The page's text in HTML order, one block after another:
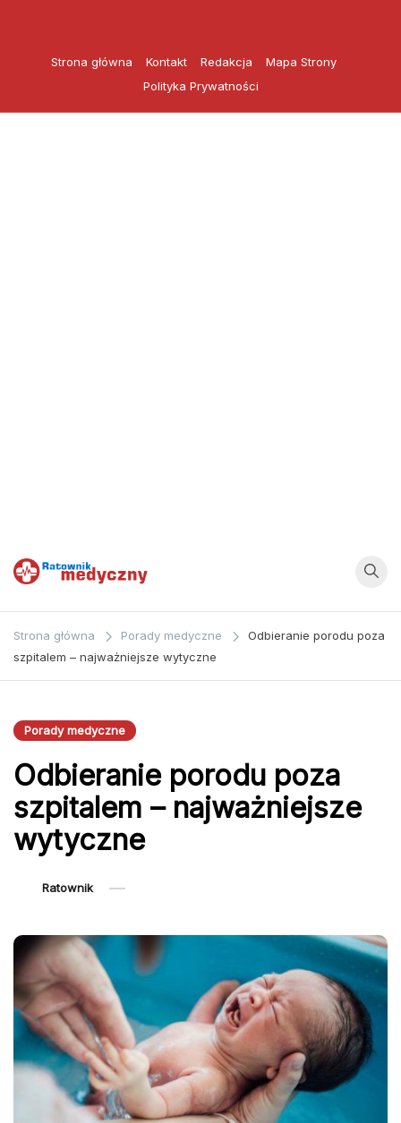
Strona główna Kontakt Redakcja
Mapa Strony
Polityka Prywatności
Ratownik
Medyczny
zagadnieniom z
bezpośrednio
medycznego.
Strona główna Porady medyczne
Odbieranie porodu poza
szpitalem – najważniejsze wytyczne
Porady medyczne
Odbieranie porodu poza
szpitalem – najważniejsze
wytyczne
Ratownik